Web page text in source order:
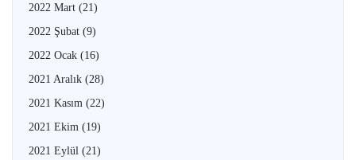
2022 Mart (21)
2022 Şubat (9)
2022 Ocak (16)
2021 Aralık (28)
2021 Kasım (22)
2021 Ekim (19)
2021 Eylül (21)